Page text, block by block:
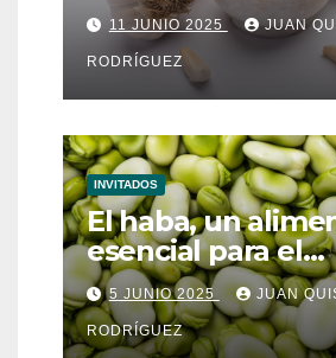
11 JUNIO 2025 JUAN
RODRÍGUEZ
INVITADOS
El haba, un
esencial para el
metabolismo
5 JUNIO 2025 JUAN
RODRÍGUEZ